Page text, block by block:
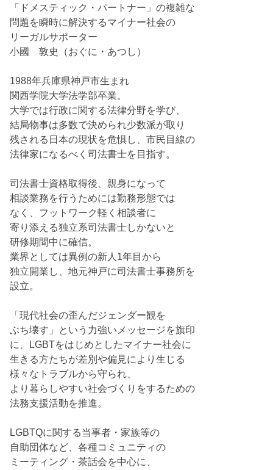
「ドメスティック・パートナー」の複雑な
問題を瞬時に解決するマイナー社会の
リーガルサポーター
小國 敦史（おぐに・あつし）
1988年兵庫県神戸市生まれ
関西学院大学法学部卒業。
大学では行政に関する法律分野を学び、
結局物事は多数で決められ少数派が取り
残される日本の現状を危惧し、市民目線の
法律家になるべく司法書士を目指す。
司法書士資格取得後、親身になって
相談業務を行うためには勤務形態では
なく、フットワーク軽く相談者に
寄り添える独立系司法書士しかないと
研修期間中に確信。
業界としては異例の新人1年目から
独立開業し、地元神戸に司法書士事務所を
設立。
「現代社会の歪んだジェンダー観を
ぶち壊す」という力強いメッセージを旗印
に、LGBTをはじめとしたマイナー社会に
生きる方たちが差別や偏見により生じる
様々なトラブルから守られ、
より暮らしやすい社会づくりをするための
法務支援活動を推進。
LGBTQに関する当事者・家族等の
自助団体など、各種コミュニティの
ミーティング・茶話会を中心に、